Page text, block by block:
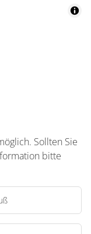
Sollten Sie
bitte